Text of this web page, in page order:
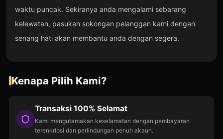
waktu puncak. Sekiranya anda mengalami sebarang
kelewatan, pasukan sokongan pelanggan kami dengan
senang hati akan membantu anda dengan segera.
Kenapa Pilih Kami?
Transaksi 100% Selamat
Kami mengutamakan keselamatan dengan pembayaran
terenkripsi dan perlindungan penuh akaun.